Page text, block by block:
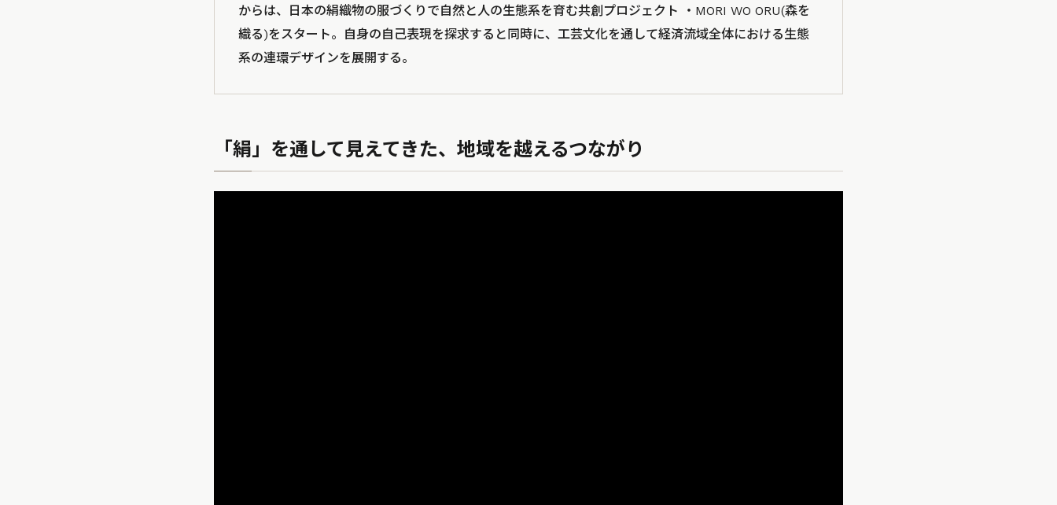
からは、日本の絹織物の服づくりで自然と人の生態系を育む共創プロジェクト ・MORI WO ORU(森を
織る)をスタート。自身の自己表現を探求すると同時に、工芸文化を通して経済流域全体における生態
系の連環デザインを展開する。
「絹」を通して見えてきた、地域を越えるつながり